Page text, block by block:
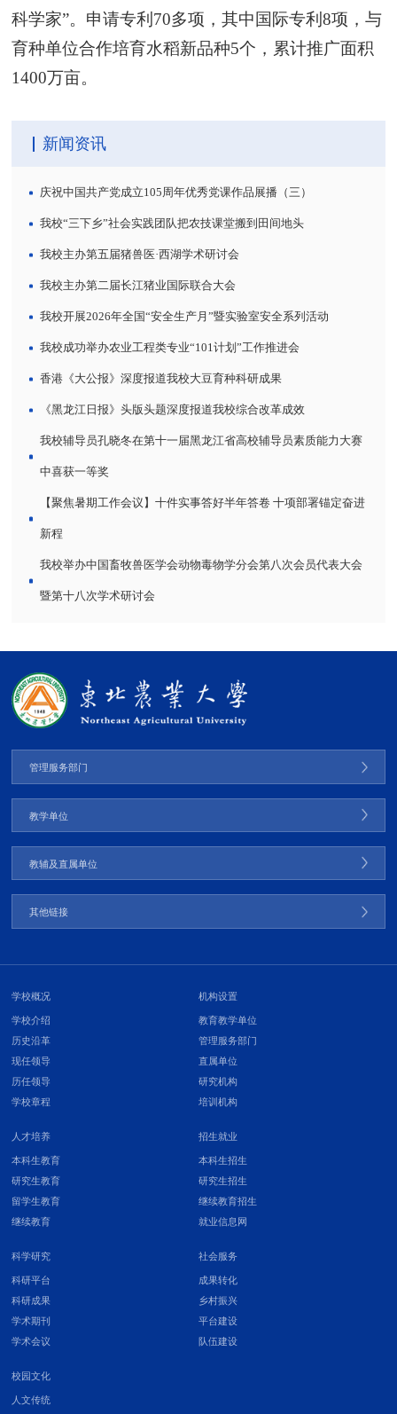
科学家”。申请专利70多项，其中国际专利8项，与
育种单位合作培育水稻新品种5个，累计推广面积
1400万亩。
新闻资讯
庆祝中国共产党成立105周年优秀党课作品展播（三）
我校“三下乡”社会实践团队把农技课堂搬到田间地头
我校主办第五届猪兽医·西湖学术研讨会
我校主办第二届长江猪业国际联合大会
我校开展2026年全国“安全生产月”暨实验室安全系列活动
我校成功举办农业工程类专业“101计划”工作推进会
香港《大公报》深度报道我校大豆育种科研成果
《黑龙江日报》头版头题深度报道我校综合改革成效
我校辅导员孔晓冬在第十一届黑龙江省高校辅导员素质能力大赛
中喜获一等奖
【聚焦暑期工作会议】十件实事答好半年答卷 十项部署锚定奋进
新程
我校举办中国畜牧兽医学会动物毒物学分会第八次会员代表大会
暨第十八次学术研讨会
管理服务部门
教学单位
教辅及直属单位
其他链接
学校概况
学校介绍
历史沿革
现任领导
历任领导
学校章程
机构设置
教育教学单位
管理服务部门
直属单位
研究机构
培训机构
人才培养
本科生教育
研究生教育
留学生教育
继续教育
招生就业
本科生招生
研究生招生
继续教育招生
就业信息网
科学研究
科研平台
科研成果
学术期刊
学术会议
社会服务
成果转化
乡村振兴
平台建设
队伍建设
校园文化
人文传统